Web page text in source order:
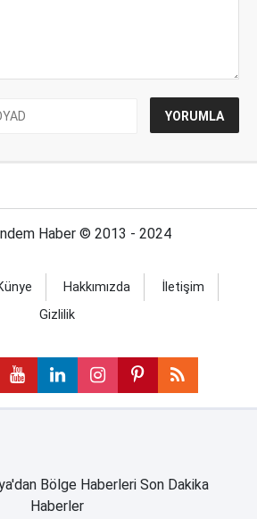
Haber © 2013 - 2024
Hakkımızda
İletişim
Gizlilik
Bölge Haberleri Son Dakika
Haberler